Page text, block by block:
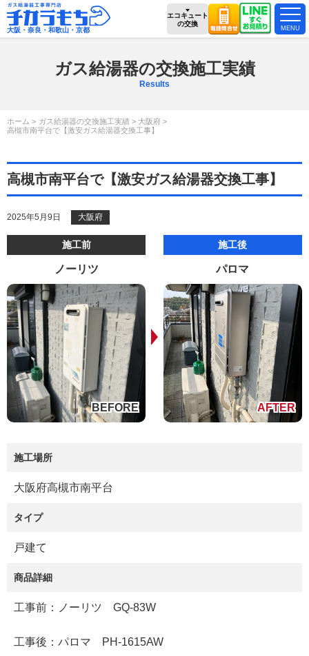
大阪・奈良・和歌山・京都
エコキュート
の交換
ガス給湯器の交換施工実績
Results
ホーム ガス給湯器の交換施工実績
大阪府
高槻市南平台で【激安ガス給湯器交換工事】
高槻市南平台で【激安ガス給湯器交換工事】
2025年5月9日 大阪府
施工前
ノーリツ
施工後
パロマ
施工場所
大阪府高槻市南平台
タイプ
戸建て
商品詳細
工事前：ノーリツ GQ-83W
工事後：パロマ PH-1615AW